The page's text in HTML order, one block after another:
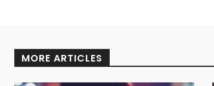
MORE ARTICLES